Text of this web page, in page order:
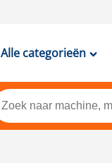
Alle categorieën